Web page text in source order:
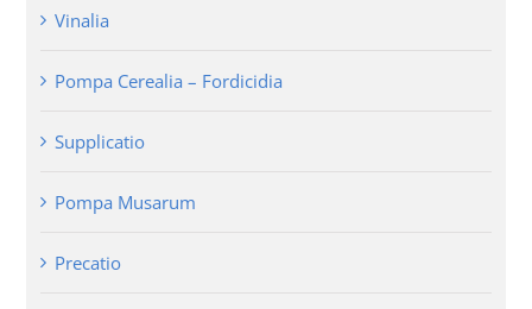
Vinalia
Pompa Cerealia – Fordicidia
Supplicatio
Pompa Musarum
Precatio